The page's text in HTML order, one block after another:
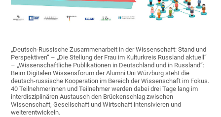
„Deutsch-Russische Zusammenarbeit in der Wissenschaft: Stand und
Perspektiven“ – „Die Stellung der Frau im Kulturkreis Russland aktuell“
– „Wissenschaftliche Publikationen in Deutschland und in Russland“:
Beim Digitalen Wissensforum der Alumni Uni Würzburg steht die
deutsch-russische Kooperation im Bereich der Wissenschaft im Fokus.
40 Teilnehmerinnen und Teilnehmer werden dabei drei Tage lang im
interdisziplinären Austausch den Brückenschlag zwischen
Wissenschaft, Gesellschaft und Wirtschaft intensivieren und
weiterentwickeln.